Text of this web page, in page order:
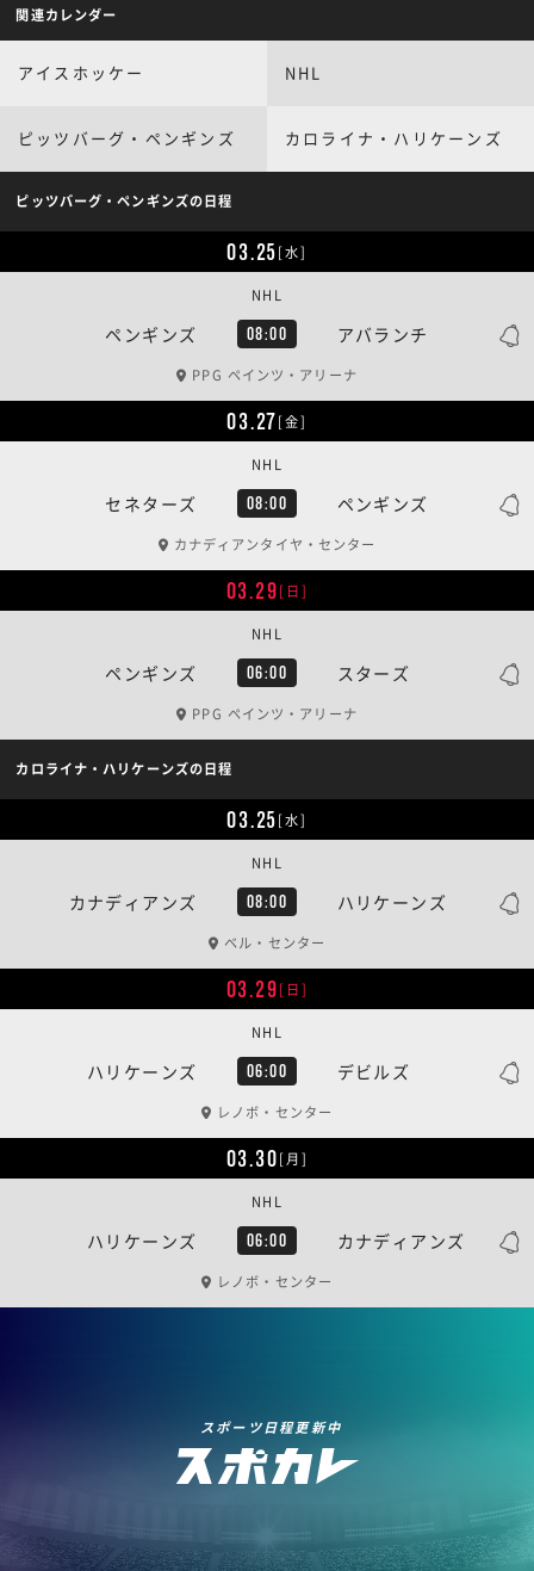
関連カレンダー
アイスホッケー NHL
ピッツバーグ・ペンギンズ カロライナ・ハリケーンズ
ピッツバーグ・ペンギンズの日程
03.25[水]
ペンギンズ 08:00 アバランチ
NHL
PPG ペインツ・アリーナ
03.27[金]
セネターズ 08:00 ペンギンズ
NHL
カナディアンタイヤ・センター
03.29[日]
ペンギンズ 06:00 スターズ
NHL
PPG ペインツ・アリーナ
カロライナ・ハリケーンズの日程
03.25[水]
カナディアンズ 08:00 ハリケーンズ
NHL
ベル・センター
03.29[日]
ハリケーンズ 06:00 デビルズ
NHL
レノボ・センター
03.30[月]
ハリケーンズ 06:00 カナディアンズ
NHL
レノボ・センター
スポーツ日程更新中